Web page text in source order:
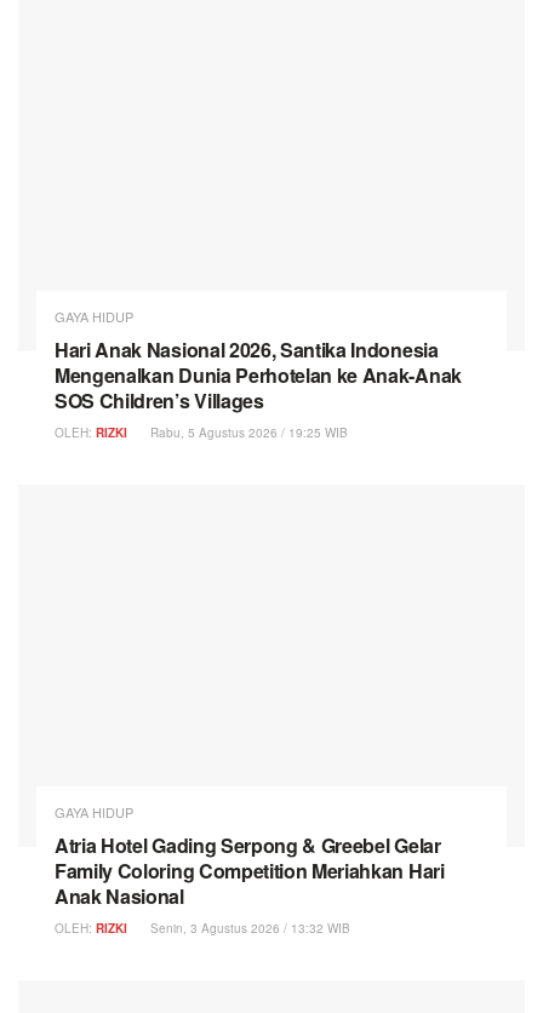
GAYA HIDUP
Hari Anak Nasional 2026, Santika Indonesia
Mengenalkan Dunia Perhotelan ke Anak-Anak
SOS Children’s Villages
OLEH: RIZKI Rabu, 5 Agustus 2026 / 19:25 WIB
GAYA HIDUP
Atria Hotel Gading Serpong & Greebel Gelar
Family Coloring Competition Meriahkan Hari
Anak Nasional
OLEH: RIZKI Senin, 3 Agustus 2026 / 13:32 WIB